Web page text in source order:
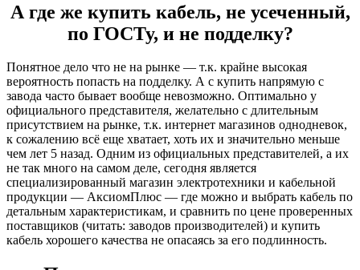
А где же купить кабель, не усеченный,
по ГОСТу, и не подделку?
Понятное дело что не на рынке — т.к. крайне высокая
вероятность попасть на подделку. А с купить напрямую с
завода часто бывает вообще невозможно. Оптимально у
официального представителя, желательно с длительным
присутствием на рынке, т.к. интернет магазинов однодневок,
к сожалению всё еще хватает, хоть их и значительно меньше
чем лет 5 назад. Одним из официальных представителей, а их
не так много на самом деле, сегодня является
специализированный магазин электротехники и кабельной
продукции — АксиомПлюс — где можно и выбрать кабель по
детальным характеристикам, и сравнить по цене проверенных
поставщиков (читать: заводов производителей) и купить
кабель хорошего качества не опасаясь за его подлинность.